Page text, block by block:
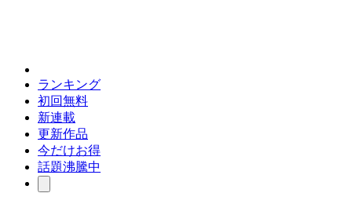
ランキング
初回無料
新連載
更新作品
今だけお得
話題沸騰中